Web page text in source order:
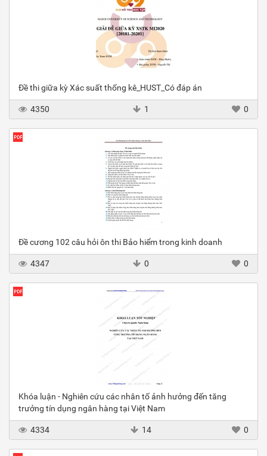
Đề thi giữa kỳ Xác suất thống kê_HUST_Có đáp án
4350 1 0
Đề cương 102 câu hỏi ôn thi Bảo hiểm trong kinh doanh
4347 0 0
Khóa luận - Nghiên cứu các nhân tố ảnh hưởng đến tăng
trưởng tín dụng ngân hàng tại Việt Nam
4334 14 0